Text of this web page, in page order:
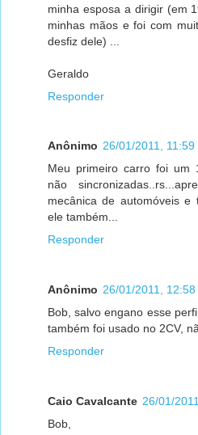
minha esposa a dirigir (em
minhas mãos e foi com
desfiz dele) ...
Geraldo
Responder
Anônimo 26/01/2011, 11:59
Meu primeiro carro foi um
não
mecânica de automóveis e
ele também...
Responder
Anônimo 26/01/2011, 12:58
Bob, salvo engano esse
também foi usado no 2CV,
Responder
Caio Cavalcante 26/01/
Bob,